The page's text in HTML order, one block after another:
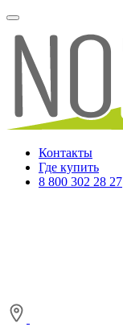
Контакты
Где купить
8 800 302 28 27